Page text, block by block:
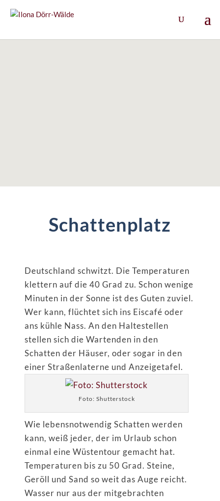
Schattenplatz
Deutschland schwitzt. Die Temperaturen
klettern auf die 40 Grad zu. Schon wenige
Minuten in der Sonne ist des Guten zuviel.
Wer kann, flüchtet sich ins Eiscafé oder
ans kühle Nass. An den Haltestellen
stellen sich die Wartenden in den
Schatten der Häuser, oder sogar in den
einer Straßenlaterne und Anzeigetafel.
Foto: Shutterstock
Wie lebensnotwendig Schatten werden
kann, weiß jeder, der im Urlaub schon
einmal eine Wüstentour gemacht hat.
Temperaturen bis zu 50 Grad. Steine,
Geröll und Sand so weit das Auge reicht.
Wasser nur aus der mitgebrachten